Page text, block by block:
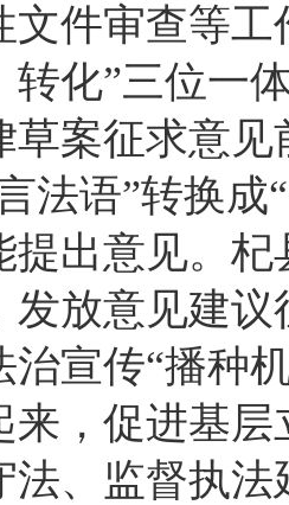
文件审查等
转化”三位一
草案征求意
法语”转换
提出意见。
发放意见建
治宣传“播种
来，促进基
法、监督执